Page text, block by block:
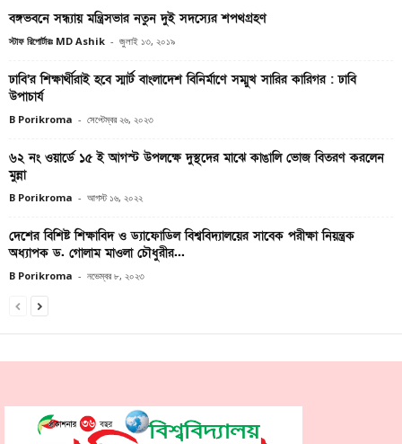
বঙ্গভবনে সন্ধ্যায় মন্ত্রিসভার নতুন দুই সদস্যের শপথগ্রহণ
স্টাফ রিপোর্টারঃ MD Ashik - জুলাই ১৩, ২০১৯
ঢাবি’র শিক্ষার্থীরাই হবে স্মার্ট বাংলাদেশ বিনির্মাণে সম্মুখ সারির কারিগর : ঢাবি
উপাচার্য
B Porikroma - সেপ্টেম্বর ২৬, ২০২৩
৬২ নং ওয়ার্ডে ১৫ ই আগস্ট উপলক্ষে দুস্থদের মাঝে কাঙালি ভোজ বিতরণ করলেন
মুন্না
B Porikroma - আগস্ট ১৬, ২০২২
দেশের বিশিষ্ট শিক্ষাবিদ ও ড্যাফোডিল বিশ্ববিদ্যালয়ের সাবেক পরীক্ষা নিয়ন্ত্রক
অধ্যাপক ড. গোলাম মাওলা চৌধুরীর...
B Porikroma - নভেম্বর ৮, ২০২৩